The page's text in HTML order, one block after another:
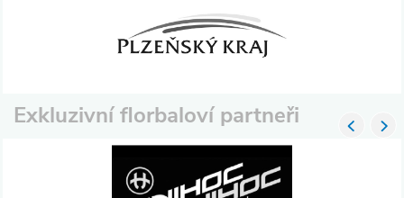
Exkluzivní florbaloví partneři